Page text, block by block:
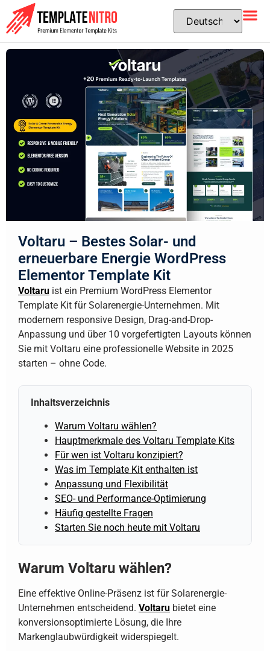
Voltaru – Bestes Solar- und
erneuerbare Energie WordPress
Elementor Template Kit
Voltaru ist ein Premium WordPress Elementor
Template Kit für Solarenergie-Unternehmen. Mit
modernem responsive Design, Drag-and-Drop-
Anpassung und über 10 vorgefertigten Layouts können
Sie mit Voltaru eine professionelle Website in 2025
starten – ohne Code.
Inhaltsverzeichnis
Warum Voltaru wählen?
Hauptmerkmale des Voltaru Template Kits
Für wen ist Voltaru konzipiert?
Was im Template Kit enthalten ist
Anpassung und Flexibilität
SEO- und Performance-Optimierung
Häufig gestellte Fragen
Starten Sie noch heute mit Voltaru
Warum Voltaru wählen?
Eine effektive Online-Präsenz ist für Solarenergie-
Unternehmen entscheidend. Voltaru bietet eine
konversionsoptimierte Lösung, die Ihre
Markenglaubwürdigkeit widerspiegelt.